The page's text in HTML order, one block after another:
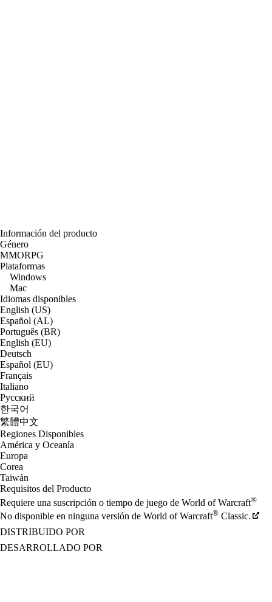
Información del producto
Género
MMORPG
Plataformas
Windows
Mac
Idiomas disponibles
English (US)
Español (AL)
Português (BR)
English (EU)
Deutsch
Español (EU)
Français
Italiano
Русский
한국어
繁體中文
Regiones Disponibles
América y Oceanía
Europa
Corea
Taiwán
Requisitos del Producto
Requiere una suscripción o tiempo de juego de World of Warcraft®
No disponible en ninguna versión de World of Warcraft® Classic.
DISTRIBUIDO POR
DESARROLLADO POR